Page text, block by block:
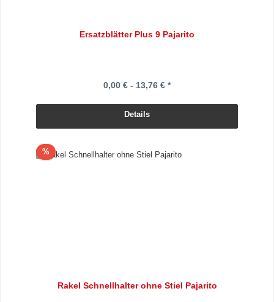
Ersatzblätter Plus 9 Pajarito
0,00 € - 13,76 € *
Details
%Rabatt
Rakel Schnellhalter ohne Stiel Pajarito